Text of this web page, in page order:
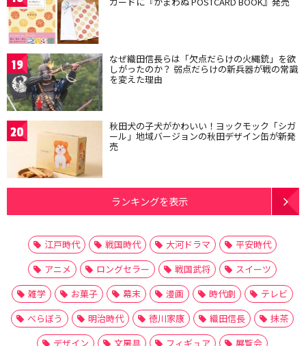
19 なぜ織田信長らは「欠点だらけの火縄銃」を欲
しがったのか？ 弱点だらけの新兵器が戦の常識
を変えた理由
20 秋田犬の子犬がかわいい！ヨックモック「シガ
ール」地域バージョンの秋田デザイン缶が新発
売
ランキングを表示
江戸時代 戦国時代 大河ドラマ
平安時代
アニメ
ロングセラー 戦国武将
スイーツ
雑学
お菓子 幕末 漫画 時代劇
テレビ
べらぼう
明治時代 徳川家康 織田信長
抹茶
デザイン
文房具 フィギュア
展覧会